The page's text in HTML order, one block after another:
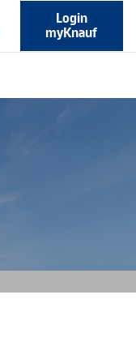
Login
myKnauf